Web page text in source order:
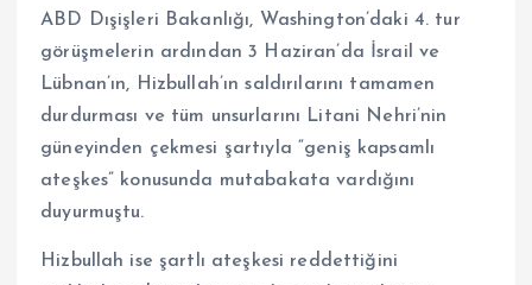
ABD Dışişleri Bakanlığı, Washington’daki 4. tur
görüşmelerin ardından 3 Haziran’da İsrail ve
Lübnan’ın, Hizbullah’ın saldırılarını tamamen
durdurması ve tüm unsurlarını Litani Nehri’nin
güneyinden çekmesi şartıyla “geniş kapsamlı
ateşkes” konusunda mutabakata vardığını
duyurmuştu.
Hizbullah ise şartlı ateşkesi reddettiğini